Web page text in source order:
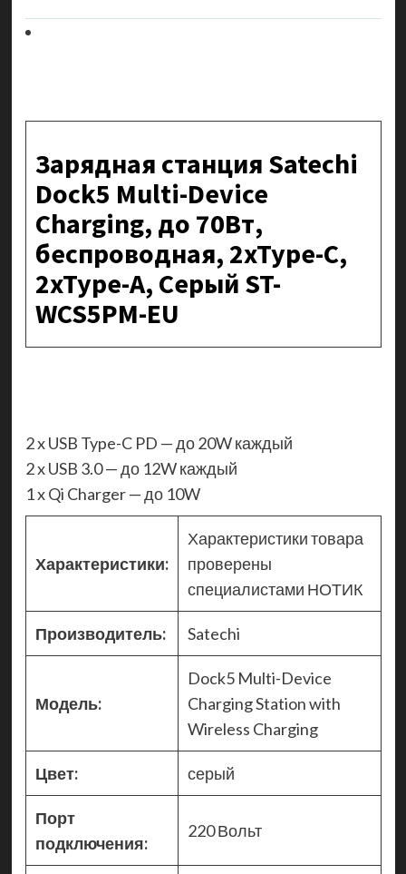
Зарядная станция Satechi
Dock5 Multi-Device
Charging, до 70Вт,
беспроводная, 2xType-C,
2xType-A, Серый ST-
WCS5PM-EU
2 x USB Type-C PD — до 20W каждый
2 x USB 3.0 — до 12W каждый
1 x Qi Charger — до 10W
Характеристики:
Характеристики товара
проверены
специалистами НОТИК
Производитель: Satechi
Модель:
Dock5 Multi-Device
Charging Station with
Wireless Charging
Цвет: серый
Порт
подключения:
220 Вольт